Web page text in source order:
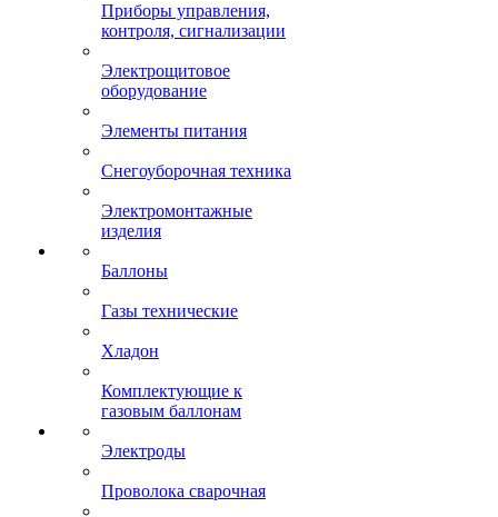
Приборы управления,
контроля, сигнализации
Электрощитовое
оборудование
Элементы питания
Снегоуборочная техника
Электромонтажные
изделия
Баллоны
Газы технические
Хладон
Комплектующие к
газовым баллонам
Электроды
Проволока сварочная